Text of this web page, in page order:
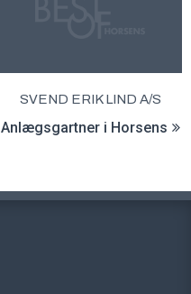
SVEND ERIK LIND A/S
Anlægsgartner i Horsens